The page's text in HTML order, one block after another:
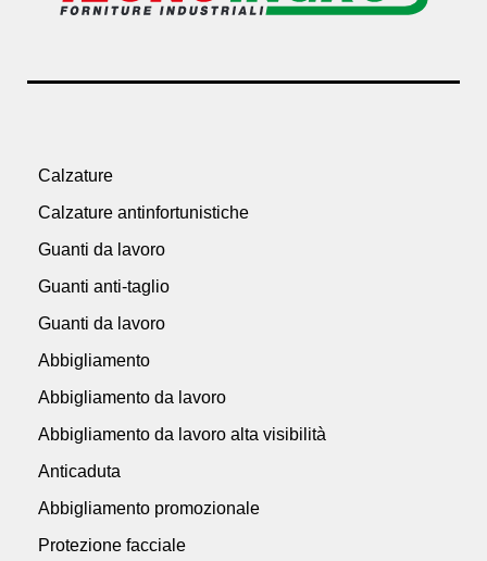
Calzature
Calzature antinfortunistiche
Guanti da lavoro
Guanti anti-taglio
Guanti da lavoro
Abbigliamento
Abbigliamento da lavoro
Abbigliamento da lavoro alta visibilità
Anticaduta
Abbigliamento promozionale
Protezione facciale